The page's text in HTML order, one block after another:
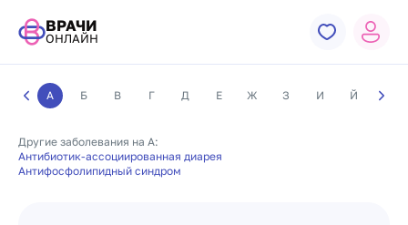
ВРАЧИ
ОНЛАЙН
А Б В Г Д Е Ж З И Й К
Другие заболевания на А:
Антибиотик-ассоциированная диарея
Антифосфолипидный синдром